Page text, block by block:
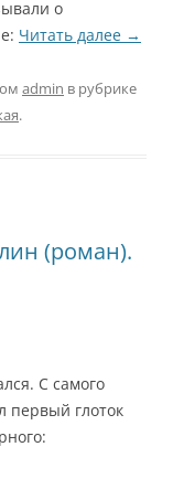
о
Читать далее →
admin в рубрике
.
(роман).
С самого
первый глоток